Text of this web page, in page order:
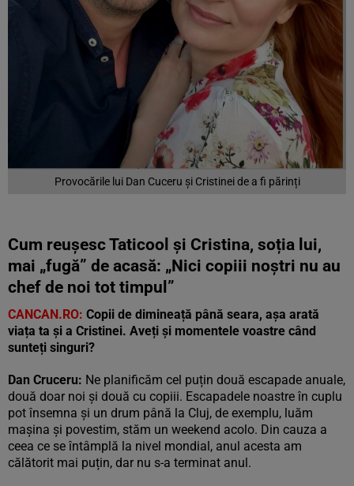
Provocările lui Dan Cuceru și Cristinei de a fi părinți
Cum reușesc Taticool și Cristina, soția lui,
mai „fugă” de acasă: „Nici copiii noștri nu au
chef de noi tot timpul”
CANCAN.RO: Copii de dimineață până seara, așa arată
viața ta și a Cristinei. Aveți și momentele voastre când
sunteți singuri?
Dan Cruceru: Ne planificăm cel puțin două escapade anuale,
două doar noi și două cu copiii. Escapadele noastre în cuplu
pot însemna și un drum până la Cluj, de exemplu, luăm
mașina și povestim, stăm un weekend acolo. Din cauza a
ceea ce se întâmplă la nivel mondial, anul acesta am
călătorit mai puțin, dar nu s-a terminat anul.